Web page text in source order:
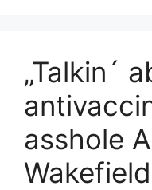
„Talkin´
asshole